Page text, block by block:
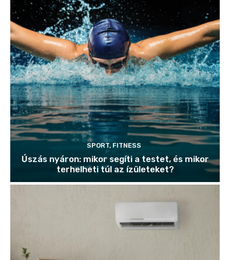
SPORT, FITNESS
Úszás nyáron: mikor segíti a testet, és mikor
terhelheti túl az ízületeket?